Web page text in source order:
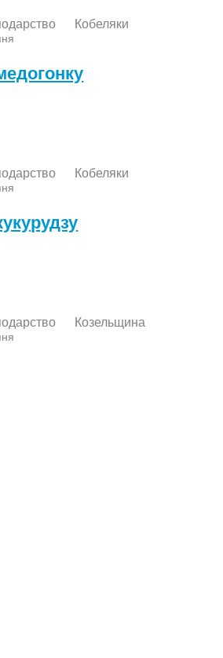
Кобеляки
Кобеляки
Козельщина